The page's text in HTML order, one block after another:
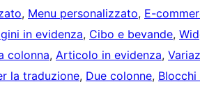
, Menu personalizzato, E-
in evidenza, Cibo e bevande,
colonna, Articolo in evidenza,
la traduzione, Due colonne, Blocchi